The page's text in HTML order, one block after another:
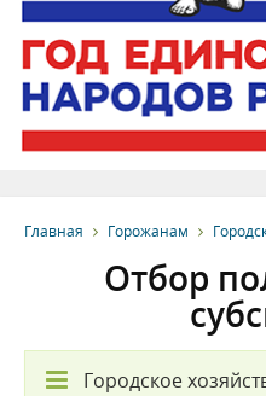
Главная Горожанам
Отбор
Городское